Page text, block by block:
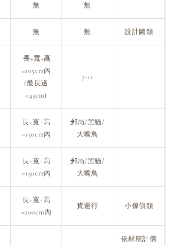
無 無
無 無 設計圖類
長+寬+高
=105cm內
(最長邊
<45cm)
7-11
長+寬+高
=150cm內
郵局/黑貓/
大嘴鳥
長+寬+高
=150cm內
郵局/黑貓/
大嘴鳥
長+寬+高
=200cm內
貨運行 小傢俱類
依材積計價